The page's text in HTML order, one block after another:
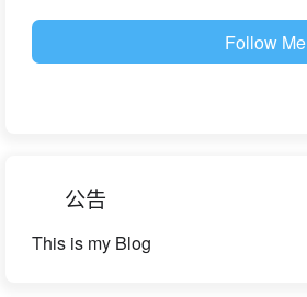
Follow Me
公告
This is my Blog